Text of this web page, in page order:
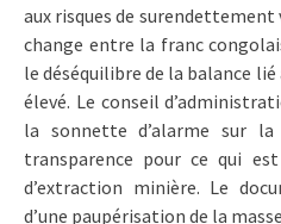
aux risques de
change entre la franc
le déséquilibre de la balance
élevé. Le conseil
la sonnette d’alarme sur
transparence pour ce qui
d’extraction minière. Le
d’une paupérisation de la